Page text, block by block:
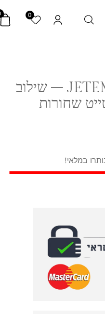
0
צמיד לגבר מבית JETEM – שילוב
שחורות
במלאי!